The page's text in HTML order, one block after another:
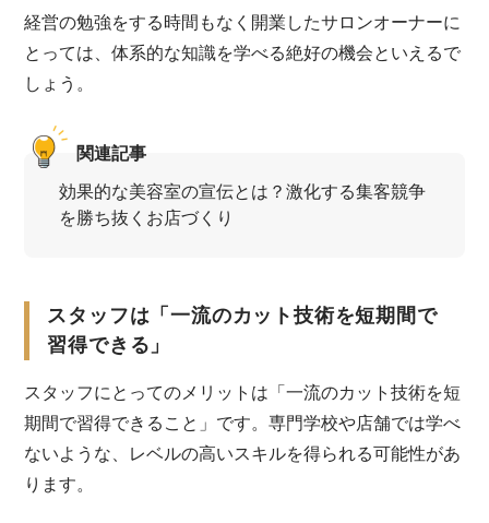
経営の勉強をする時間もなく開業したサロンオーナーに
とっては、体系的な知識を学べる絶好の機会といえるで
しょう。
関連記事
効果的な美容室の宣伝とは？激化する集客競争
を勝ち抜くお店づくり
スタッフは「一流のカット技術を短期間で
習得できる」
スタッフにとってのメリットは「一流のカット技術を短
期間で習得できること」です。専門学校や店舗では学べ
ないような、レベルの高いスキルを得られる可能性があ
ります。